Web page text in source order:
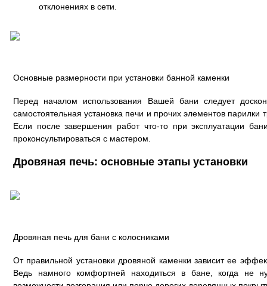
отклонениях в сети.
Основные размерности при установки банной каменки
Перед началом использования Вашей бани следует
самостоятельная установка печи и прочих элементов
Если после завершения работ что-то при эксплуатации
проконсультироваться с мастером.
Дровяная печь: основные этапы установки
Дровяная печь для бани с колосниками
От правильной установки дровяной каменки зависит ее
Ведь намного комфортней находиться в бане, когда не